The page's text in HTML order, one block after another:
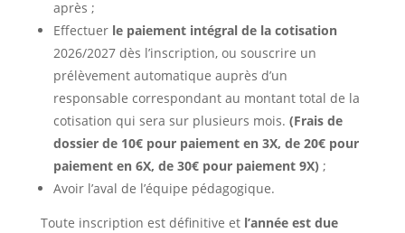
après ;
Effectuer le paiement intégral de la cotisation
2026/2027 dès l’inscription, ou souscrire un
prélèvement automatique auprès d’un
responsable correspondant au montant total de la
cotisation qui sera sur plusieurs mois. (Frais de
dossier de 10€ pour paiement en 3X, de 20€ pour
paiement en 6X, de 30€ pour paiement 9X) ;
Avoir l’aval de l’équipe pédagogique.
Toute inscription est définitive et l’année est due